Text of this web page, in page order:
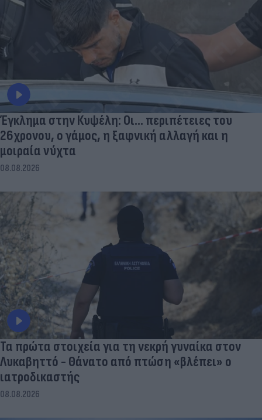
Έγκλημα στην Κυψέλη: Οι... περιπέτειες του
26χρονου, ο γάμος, η ξαφνική αλλαγή και η
μοιραία νύχτα
08.08.2026
Τα πρώτα στοιχεία για τη νεκρή γυναίκα στον
Λυκαβηττό - Θάνατο από πτώση «βλέπει» ο
ιατροδικαστής
08.08.2026